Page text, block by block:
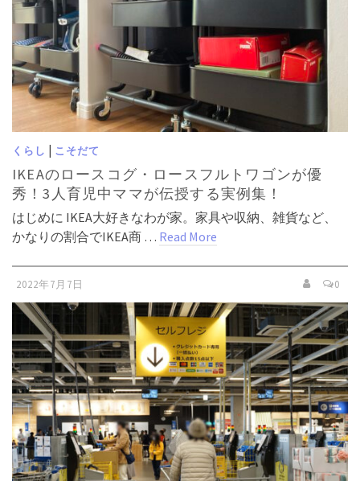
くらし | こそだて
IKEAのロースコグ・ロースフルトワゴンが優
秀！3人育児中ママが伝授する実例集！
はじめに IKEA大好きなわが家。家具や収納、雑貨など、
かなりの割合でIKEA商 … Read More
2022年7月7日 0